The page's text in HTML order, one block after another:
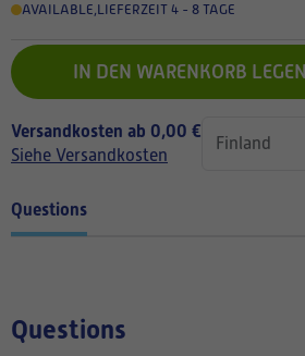
AVAILABLE,LIEFERZEIT 4 - 8 TAGE
IN DEN WARENKORB LEGEN
Versandkosten ab 0,00 €
Siehe Versandkosten
Questions
Questions